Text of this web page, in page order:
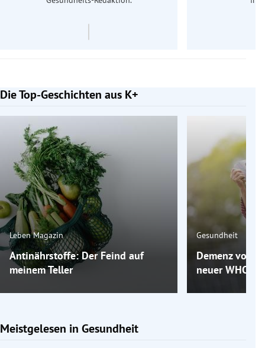
Die Top-Geschichten aus K+
Slide 1 von 7
Leben Magazin
Antinährstoffe: Der Feind auf
meinem Teller
Gesundheit
Demenz
neuer WHO-
Meistgelesen in Gesundheit